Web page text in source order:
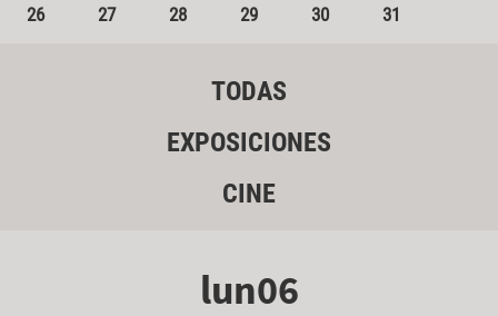
26
27 28 29 30 31
TODAS
EXPOSICIONES
CINE
lun06